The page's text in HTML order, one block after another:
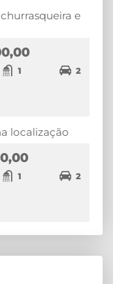
e
1 2
localização
1 2